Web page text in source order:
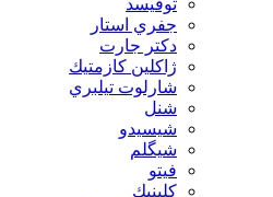
توفيسد
جفري استار
دكتر جارت
ژاكلين كازمتيك
شارلوت تيلبري
شنل
شيسيدو
شیگلم
فيتو
كلينيك